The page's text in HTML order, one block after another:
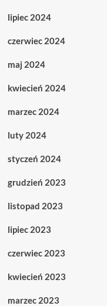
lipiec 2024
czerwiec 2024
maj 2024
kwiecień 2024
marzec 2024
luty 2024
styczeń 2024
grudzień 2023
listopad 2023
lipiec 2023
czerwiec 2023
kwiecień 2023
marzec 2023